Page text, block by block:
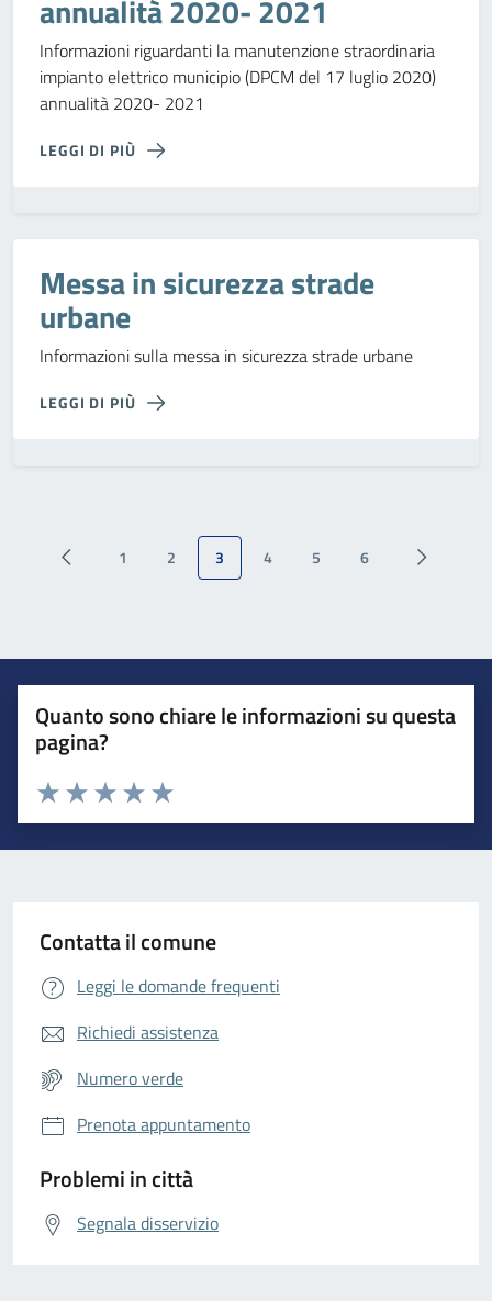
annualità 2020- 2021
Informazioni riguardanti la manutenzione straordinaria
impianto elettrico municipio (DPCM del 17 luglio 2020)
annualità 2020- 2021
LEGGI DI PIÙ
Messa in sicurezza strade
urbane
Informazioni sulla messa in sicurezza strade urbane
LEGGI DI PIÙ
1 2 3 4 5 6
Quanto sono chiare le informazioni su questa
pagina?
Valuta da 1 a 5 stelle la pagina
Valuta 5 stelle su 5
Valuta 4 stelle su 5
Valuta 3 stelle su 5
Valuta 2 stelle su 5
Valuta 1 stelle su 5
Contatta il comune
Leggi le domande frequenti
Richiedi assistenza
Numero verde
Prenota appuntamento
Problemi in città
Segnala disservizio